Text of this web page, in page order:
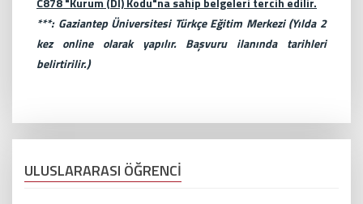
***: Gaziantep Üniversitesi Türkçe Eğitim Merkezi (Yılda 2
kez online olarak yapılır. Başvuru ilanında tarihleri
belirtirilir.)
ULUSLARARASI ÖĞRENCİ